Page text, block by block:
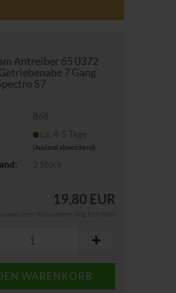
Antreiber 65 0372
7 Gang
S7
868
ca. 4-5 Tage
(Ausland abweichend)
2 Stück
19,80 EUR